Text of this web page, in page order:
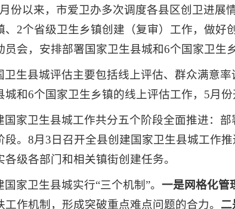
份以来，市爱卫办多次调度各县区创卫进展
、2个省级卫生乡镇创建（复审）工作，做
员会，安排部署国家卫生县城和6个国家卫生
卫生县城评估主要包括线上评估、群众满意
城和6个国家卫生乡镇的线上评估工作，5月
国家卫生县城工作共分五个阶段全面推进：
段。8月3日召开全县创建国家卫生县城工作
各级各部门和相关镇街创建任务。
国家卫生县城实行“三个机制”。一是网格化管
工作机制，形成突破重点难点问题的合力。 二